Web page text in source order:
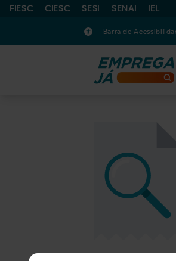
FIESC CIESC SESI SENAI IEL
Barra de